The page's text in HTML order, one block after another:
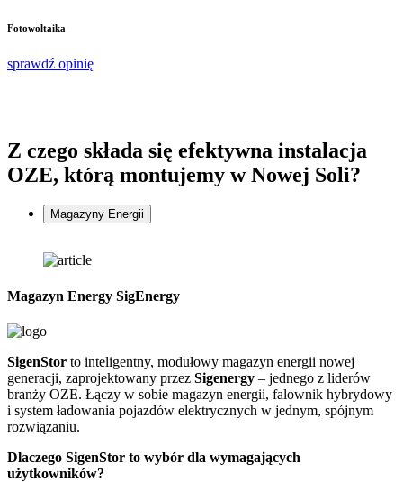
Fotowoltaika
sprawdź opinię
Z czego składa się efektywna instalacja
OZE, którą montujemy w Nowej Soli?
Magazyny Energii
Magazyn Energy SigEnergy
SigenStor to inteligentny, modułowy magazyn energii nowej
generacji, zaprojektowany przez Sigenergy – jednego z liderów
branży OZE. Łączy w sobie magazyn energii, falownik hybrydowy
i system ładowania pojazdów elektrycznych w jednym, spójnym
rozwiązaniu.
Dlaczego SigenStor to wybór dla wymagających
użytkowników?